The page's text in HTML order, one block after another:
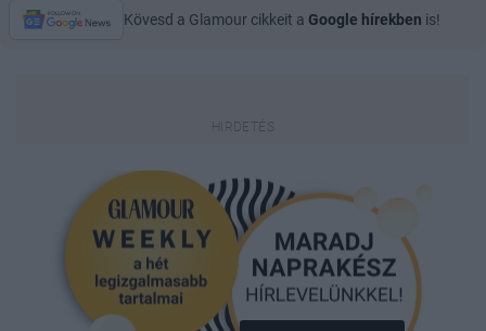
Kövesd a Glamour cikkeit a Google hírekben is!